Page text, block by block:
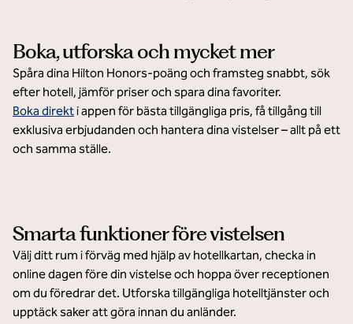
Boka, utforska och mycket mer
Spåra dina Hilton Honors-poäng och framsteg snabbt, sök
efter hotell, jämför priser och spara dina favoriter.
Boka direkt i appen för bästa tillgängliga pris, få tillgång till
exklusiva erbjudanden och hantera dina vistelser – allt på ett
och samma ställe.
Smarta funktioner före vistelsen
Välj ditt rum i förväg med hjälp av hotellkartan, checka in
online dagen före din vistelse och hoppa över receptionen
om du föredrar det. Utforska tillgängliga hotelltjänster och
upptäck saker att göra innan du anländer.